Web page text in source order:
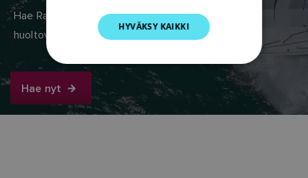
Hae Raymarinen maailmanlaajuisesta myynti- ja
huoltoverkostosta täältä.
Hae nyt
DUTCH
NORWEGIAN
FINNISH
HYVÄKSY KAIKKI